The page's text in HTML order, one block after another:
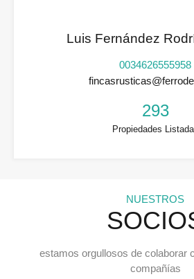
Luis Fernández
0034626555958
293
Propiedades
NUESTROS
estamos orgullosos de colaborar
compañías